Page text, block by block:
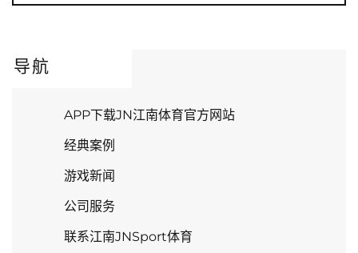
导航
APP下载JN江南体育官方网站
经典案例
游戏新闻
公司服务
联系江南JNSport体育